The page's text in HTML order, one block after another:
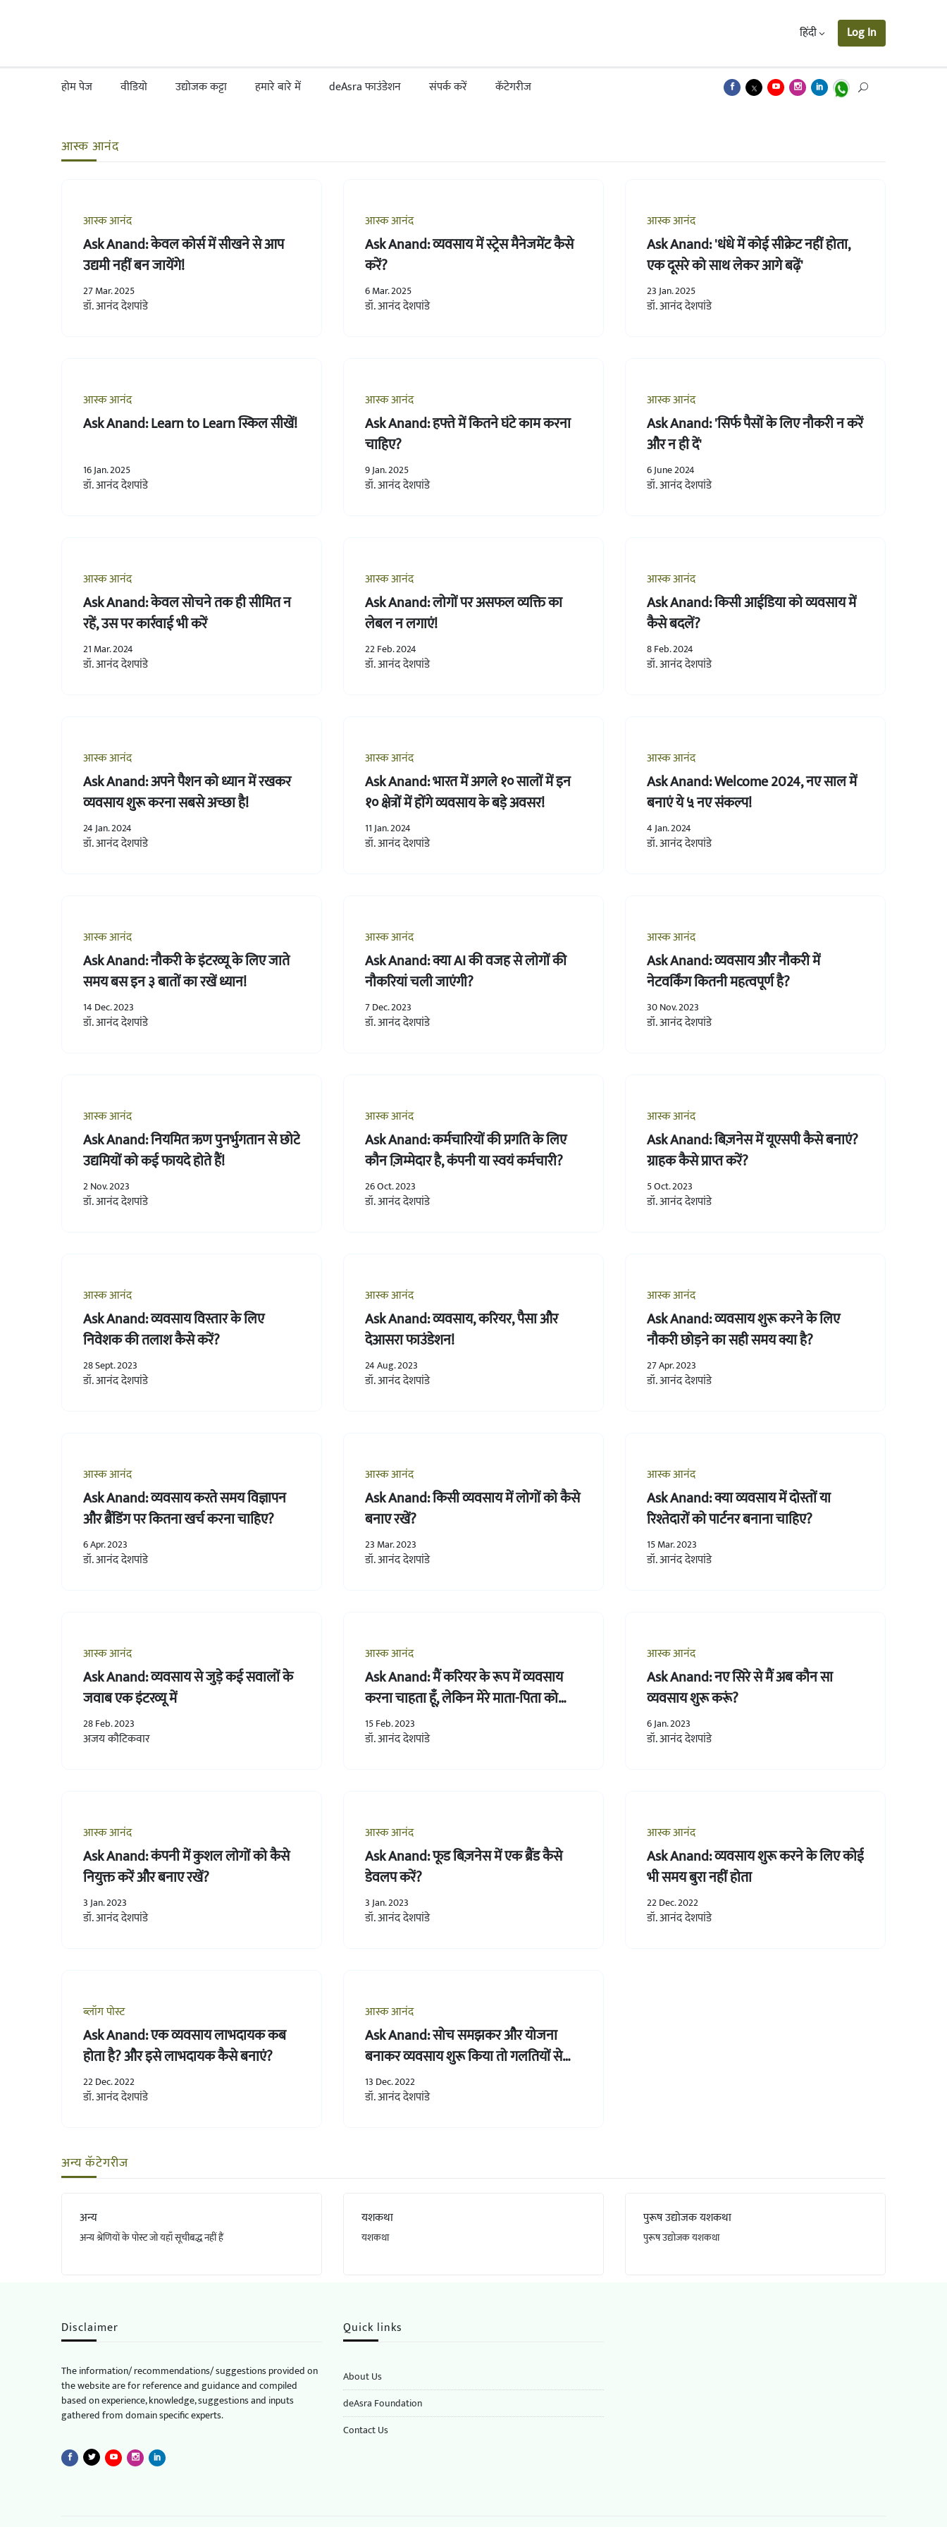
हिंदी Log In
होम पेज वीडियो उद्योजक कट्टा हमारे बारे में deAsra फाउंडेशन संपर्क करें कॅटेगरीज
आस्क आनंद
आस्क आनंद
Ask Anand: केवल कोर्स में सीखने से आप
उद्यमी नहीं बन जायेंगे!
27 Mar. 2025
डॉ. आनंद देशपांडे
आस्क आनंद
Ask Anand: व्यवसाय में स्ट्रेस मैनेजमेंट कैसे
करें?
6 Mar. 2025
डॉ. आनंद देशपांडे
आस्क आनंद
Ask Anand: 'धंधे में कोई सीक्रेट नहीं होता,
एक दूसरे को साथ लेकर आगे बढ़ें'
23 Jan. 2025
डॉ. आनंद देशपांडे
आस्क आनंद
Ask Anand: Learn to Learn स्किल सीखें!
16 Jan. 2025
डॉ. आनंद देशपांडे
आस्क आनंद
Ask Anand: हफ्ते में कितने घंटे काम करना
चाहिए?
9 Jan. 2025
डॉ. आनंद देशपांडे
आस्क आनंद
Ask Anand: 'सिर्फ पैसों के लिए नौकरी न करें
और न ही दें'
6 June 2024
डॉ. आनंद देशपांडे
आस्क आनंद
Ask Anand: केवल सोचने तक ही सीमित न
रहें, उस पर कार्रवाई भी करें
21 Mar. 2024
डॉ. आनंद देशपांडे
आस्क आनंद
Ask Anand: लोगों पर असफल व्यक्ति का
लेबल न लगाएं!
22 Feb. 2024
डॉ. आनंद देशपांडे
आस्क आनंद
Ask Anand: किसी आईडिया को व्यवसाय में
कैसे बदलें?
8 Feb. 2024
डॉ. आनंद देशपांडे
आस्क आनंद
Ask Anand: अपने पैशन को ध्यान में रखकर
व्यवसाय शुरू करना सबसे अच्छा है!
24 Jan. 2024
डॉ. आनंद देशपांडे
आस्क आनंद
Ask Anand: भारत में अगले १० सालों में इन
१० क्षेत्रों में होंगे व्यवसाय के बड़े अवसर!
11 Jan. 2024
डॉ. आनंद देशपांडे
आस्क आनंद
Ask Anand: Welcome 2024, नए साल में
बनाएं ये ५ नए संकल्प!
4 Jan. 2024
डॉ. आनंद देशपांडे
आस्क आनंद
Ask Anand: नौकरी के इंटरव्यू के लिए जाते
समय बस इन ३ बातों का रखें ध्यान!
14 Dec. 2023
डॉ. आनंद देशपांडे
आस्क आनंद
Ask Anand: क्या AI की वजह से लोगों की
नौकरियां चली जाएंगी?
7 Dec. 2023
डॉ. आनंद देशपांडे
आस्क आनंद
Ask Anand: व्यवसाय और नौकरी में
नेटवर्किंग कितनी महत्वपूर्ण है?
30 Nov. 2023
डॉ. आनंद देशपांडे
आस्क आनंद
Ask Anand: नियमित ऋण पुनर्भुगतान से छोटे
उद्यमियों को कई फायदे होते हैं!
2 Nov. 2023
डॉ. आनंद देशपांडे
आस्क आनंद
Ask Anand: कर्मचारियों की प्रगति के लिए
कौन ज़िम्मेदार है, कंपनी या स्वयं कर्मचारी?
26 Oct. 2023
डॉ. आनंद देशपांडे
आस्क आनंद
Ask Anand: बिज़नेस में यूएसपी कैसे बनाएं?
ग्राहक कैसे प्राप्त करें?
5 Oct. 2023
डॉ. आनंद देशपांडे
आस्क आनंद
Ask Anand: व्यवसाय विस्तार के लिए
निवेशक की तलाश कैसे करें?
28 Sept. 2023
डॉ. आनंद देशपांडे
आस्क आनंद
Ask Anand: व्यवसाय, करियर, पैसा और
देआसरा फाउंडेशन!
24 Aug. 2023
डॉ. आनंद देशपांडे
आस्क आनंद
Ask Anand: व्यवसाय शुरू करने के लिए
नौकरी छोड़ने का सही समय क्या है?
27 Apr. 2023
डॉ. आनंद देशपांडे
आस्क आनंद
Ask Anand: व्यवसाय करते समय विज्ञापन
और ब्रैंडिंग पर कितना खर्च करना चाहिए?
6 Apr. 2023
डॉ. आनंद देशपांडे
आस्क आनंद
Ask Anand: किसी व्यवसाय में लोगों को कैसे
बनाए रखें?
23 Mar. 2023
डॉ. आनंद देशपांडे
आस्क आनंद
Ask Anand: क्या व्यवसाय में दोस्तों या
रिश्तेदारों को पार्टनर बनाना चाहिए?
15 Mar. 2023
डॉ. आनंद देशपांडे
आस्क आनंद
Ask Anand: व्यवसाय से जुड़े कई सवालों के
जवाब एक इंटरव्यू में
28 Feb. 2023
अजय कौटिकवार
आस्क आनंद
Ask Anand: मैं करियर के रूप में व्यवसाय
करना चाहता हूँ, लेकिन मेरे माता-पिता को
लगता है कि मुझे नौकरी करनी चाहिए, उन्हें
कैसे समझाऊँ?
15 Feb. 2023
डॉ. आनंद देशपांडे
आस्क आनंद
Ask Anand: नए सिरे से मैं अब कौन सा
व्यवसाय शुरू करूं?
6 Jan. 2023
डॉ. आनंद देशपांडे
आस्क आनंद
Ask Anand: कंपनी में कुशल लोगों को कैसे
नियुक्त करें और बनाए रखें?
3 Jan. 2023
डॉ. आनंद देशपांडे
आस्क आनंद
Ask Anand: फूड बिज़नेस में एक ब्रैंड कैसे
डेवलप करें?
3 Jan. 2023
डॉ. आनंद देशपांडे
आस्क आनंद
Ask Anand: व्यवसाय शुरू करने के लिए कोई
भी समय बुरा नहीं होता
22 Dec. 2022
डॉ. आनंद देशपांडे
ब्लॉग पोस्ट
Ask Anand: एक व्यवसाय लाभदायक कब
होता है? और इसे लाभदायक कैसे बनाएं?
22 Dec. 2022
डॉ. आनंद देशपांडे
आस्क आनंद
Ask Anand: सोच समझकर और योजना
बनाकर व्यवसाय शुरू किया तो गलतियों से
बचा जा सकता है
13 Dec. 2022
डॉ. आनंद देशपांडे
अन्य कॅटेगरीज
अन्य
अन्य श्रेणियों के पोस्ट जो यहाँ सूचीबद्ध नहीं हैं
यशकथा
यशकथा
पुरूष उद्योजक यशकथा
पुरूष उद्योजक यशकथा
Disclaimer
The information/ recommendations/ suggestions provided on
the website are for reference and guidance and compiled
based on experience, knowledge, suggestions and inputs
gathered from domain specific experts.
Quick links
About Us
deAsra Foundation
​​Contact Us